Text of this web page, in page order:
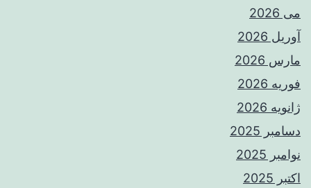
می 2026
آوریل 2026
مارس 2026
فوریه 2026
ژانویه 2026
دسامبر 2025
نوامبر 2025
اکتبر 2025